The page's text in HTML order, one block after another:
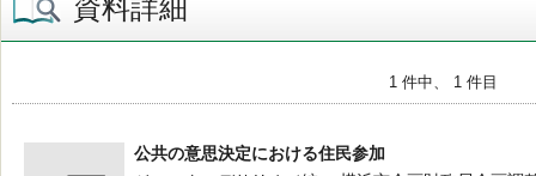
資料詳細
1 件中、 1 件目
公共の意思決定における住民参加